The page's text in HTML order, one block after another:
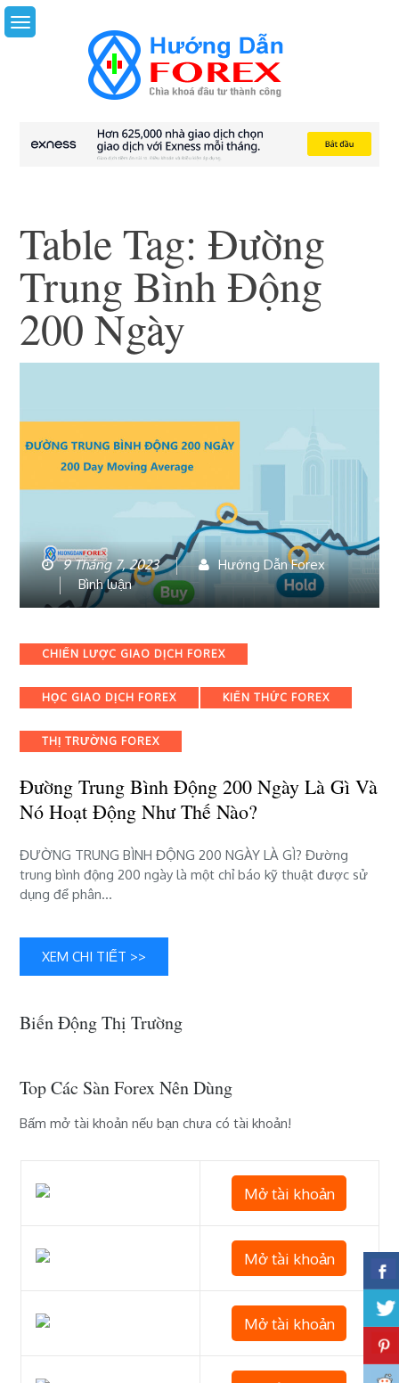
Skip
to
Table Tag:Đường
Trung Bình Động
200 Ngày
9 Tháng 7, 2023
Hướng Dẫn Forex
Bình luậnbài
viết
trung
bình
200
là
và
nó
hoạt
như
thế
Categories
CHIẾN LƯỢC GIAO DỊCH FOREX
HỌC GIAO DỊCH FOREX KIẾN THỨC FOREX
THỊ TRƯỜNG FOREX
Đường Trung Bình Động 200 Ngày Là Gì Và
Nó Hoạt Động Như Thế Nào?
ĐƯỜNG TRUNG BÌNH ĐỘNG 200 NGÀY LÀ GÌ? Đường
trung bình động 200 ngày là một chỉ báo kỹ thuật được sử
dụng để phân…
XEM CHI TIẾT >>
Biến Động Thị Trường
Top Các Sàn Forex Nên Dùng
Bấm mở tài khoản nếu bạn chưa có tài khoản!
Mở tài khoản
Mở tài khoản
Mở tài khoản